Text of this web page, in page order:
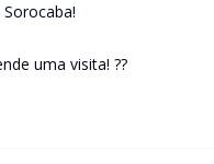
uma visita! ??